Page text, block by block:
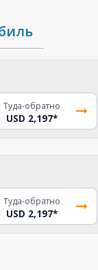
Туда-обратно
USD 2,197*
Туда-обратно
USD 2,197*